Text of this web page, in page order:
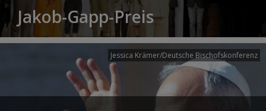
Jakob-Gapp-Preis
Jessica Krämer/Deutsche Bischofskonferenz